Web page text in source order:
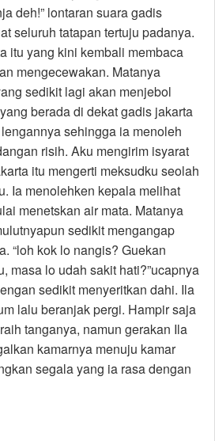
deh!” lontaran suara gadis
seluruh tatapan tertuju padanya.
itu yang kini kembali membaca
mengecewakan. Matanya
sedikit lagi akan menjebol
berada di dekat gadis jakarta
sehingga ia menoleh
risih. Aku mengirim isyarat
itu mengerti meksudku seolah
Ia menolehken kepala melihat
menetskan air mata. Matanya
sedikit mengangap
“loh kok lo nangis? Guekan
masa lo udah sakit hati?”ucapnya
sedikit menyeritkan dahi. Ila
lalu beranjak pergi. Hampir saja
tanganya, namun gerakan Ila
kamarnya menuju kamar
segala yang ia rasa dengan